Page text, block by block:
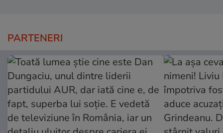
PARTENERI